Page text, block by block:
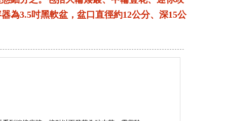
為3.5吋黑軟盆，盆口直徑約12公分、深15公